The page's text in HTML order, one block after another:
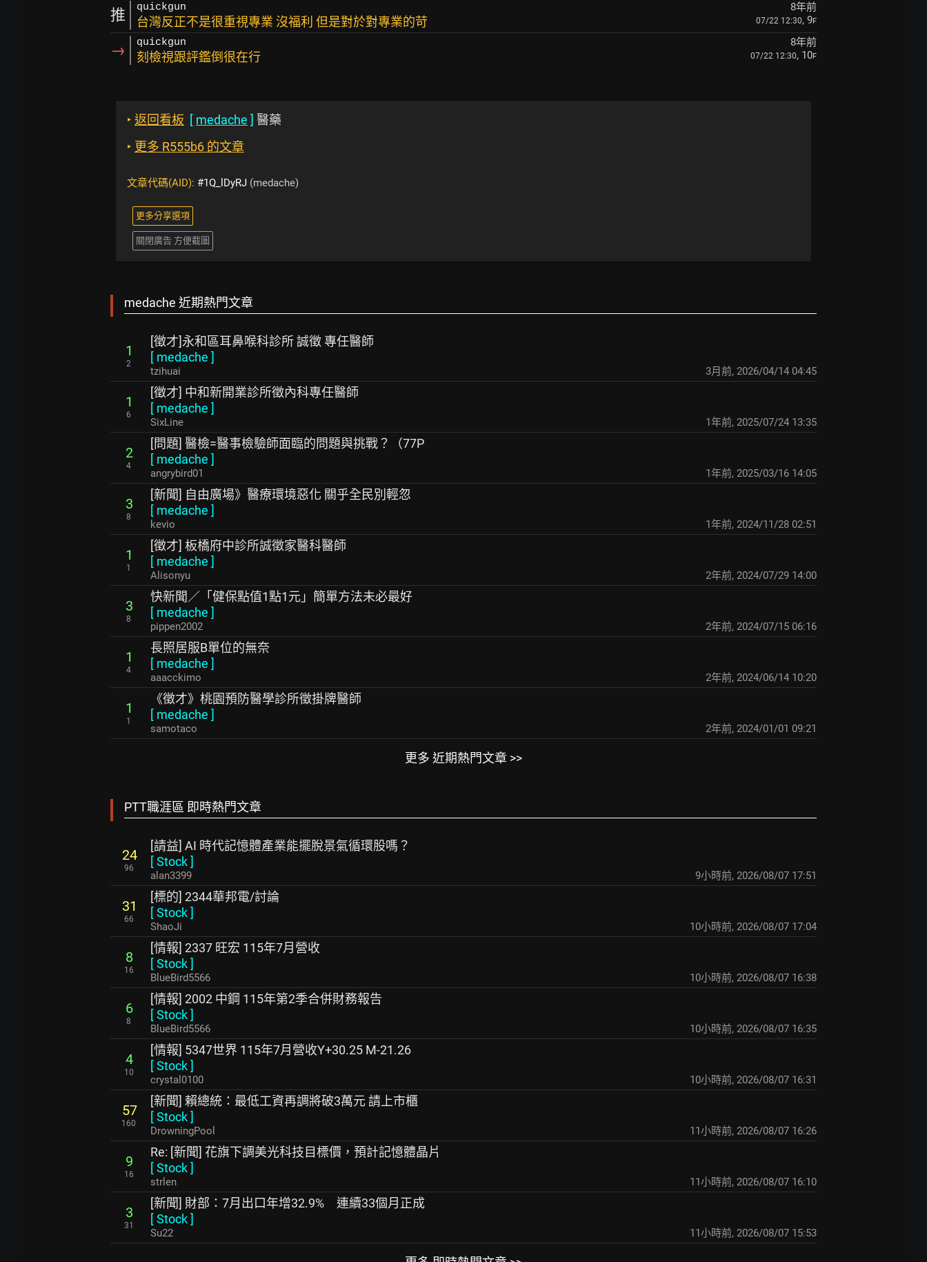
推 quickgun 8年前
台灣反正不是很重視專業 沒福利 但是對於對專業的苛 07/22 12:30, 9F
→ quickgun 8年前
刻檢視跟評鑑倒很在行 07/22 12:30, 10F
‣ 返回看板 [ medache ] 醫藥
‣ 更多 R555b6 的文章
文章代碼(AID): #1Q_lDyRJ (medache)
更多分享選項
關閉廣告 方便截圖
medache 近期熱門文章
1
2
[徵才]永和區耳鼻喉科診所 誠徵 專任醫師
[ medache ]
tzihuai 3月前, 2026/04/14 04:45
1
6
[徵才] 中和新開業診所徵內科專任醫師
[ medache ]
SixLine 1年前, 2025/07/24 13:35
2
4
[問題] 醫檢=醫事檢驗師面臨的問題與挑戰？（77P
[ medache ]
angrybird01 1年前, 2025/03/16 14:05
3
8
[新聞] 自由廣場》醫療環境惡化 關乎全民別輕忽
[ medache ]
kevio 1年前, 2024/11/28 02:51
1
1
[徵才] 板橋府中診所誠徵家醫科醫師
[ medache ]
Alisonyu 2年前, 2024/07/29 14:00
3
8
快新聞／「健保點值1點1元」簡單方法未必最好
[ medache ]
pippen2002 2年前, 2024/07/15 06:16
1
4
長照居服B單位的無奈
[ medache ]
aaacckimo 2年前, 2024/06/14 10:20
1
1
《徵才》桃園預防醫學診所徵掛牌醫師
[ medache ]
samotaco 2年前, 2024/01/01 09:21
更多 近期熱門文章 >>
PTT職涯區 即時熱門文章
24
96
[請益] AI 時代記憶體產業能擺脫景氣循環股嗎？
[Stock]
alan3399 9小時前, 2026/08/07 17:51
31
66
[標的] 2344華邦電/討論
[Stock]
ShaoJi 10小時前, 2026/08/07 17:04
8
16
[情報] 2337 旺宏 115年7月營收
[Stock]
BlueBird5566 10小時前, 2026/08/07 16:38
6
8
[情報] 2002 中鋼 115年第2季合併財務報告
[Stock]
BlueBird5566 10小時前, 2026/08/07 16:35
4
10
[情報] 5347世界 115年7月營收Y+30.25 M-21.26
[Stock]
crystal0100 10小時前, 2026/08/07 16:31
57
160
[新聞] 賴總統：最低工資再調將破3萬元 請上市櫃
[Stock]
DrowningPool 11小時前, 2026/08/07 16:26
9
16
Re: [新聞] 花旗下調美光科技目標價，預計記憶體晶片
[Stock]
strlen 11小時前, 2026/08/07 16:10
3
31
[新聞] 財部：7月出口年增32.9% 連續33個月正成
[Stock]
Su22 11小時前, 2026/08/07 15:53